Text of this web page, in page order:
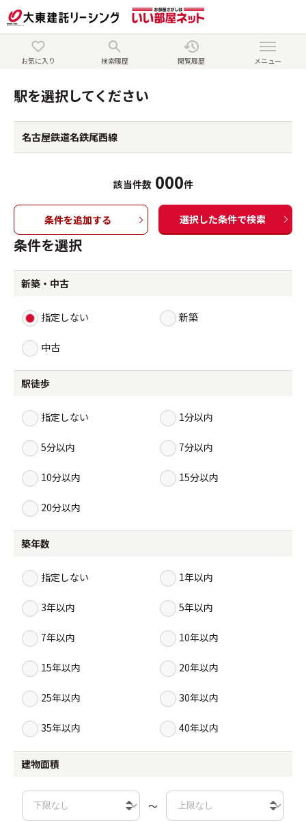
お気に入り 検索履歴 閲覧履歴 メニュー
駅を選択してください
名古屋鉄道名鉄尾西線
該当件数 000件
条件を追加する 選択した条件で検索
条件を選択
新築・中古
指定しない 新築
中古
駅徒歩
指定しない 1分以内
5分以内 7分以内
10分以内 15分以内
20分以内
築年数
指定しない 1年以内
3年以内 5年以内
7年以内 10年以内
15年以内 20年以内
25年以内 30年以内
35年以内 40年以内
建物面積
～